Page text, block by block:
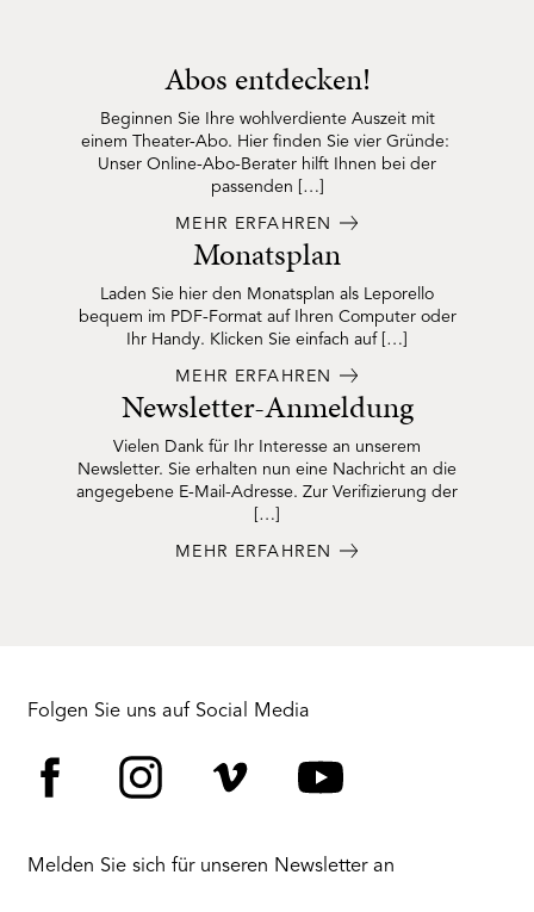
Abos entdecken!
Beginnen Sie Ihre wohlverdiente Auszeit mit
einem Theater-Abo. Hier finden Sie vier Gründe:
Unser Online-Abo-Berater hilft Ihnen bei der
passenden […]
MEHR ERFAHREN
Monatsplan
Laden Sie hier den Monatsplan als Leporello
bequem im PDF-Format auf Ihren Computer oder
Ihr Handy. Klicken Sie einfach auf […]
MEHR ERFAHREN
Newsletter-Anmeldung
Vielen Dank für Ihr Interesse an unserem
Newsletter. Sie erhalten nun eine Nachricht an die
angegebene E-Mail-Adresse. Zur Verifizierung der
[…]
MEHR ERFAHREN
Folgen Sie uns auf Social Media
Melden Sie sich für unseren Newsletter an